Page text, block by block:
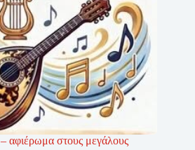
αφιέρωμα στους μεγάλους